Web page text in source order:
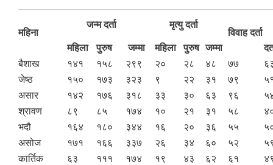
महिना
जन्म दर्ता मृत्यु दर्ता
विवाह दर्ता
महिला पुरुष जम्मा महिला पुरुष जम्मा
बैशाख
१४१ १५८ २९९ २० २८ ४८ ७७
जेष्ठ
१५० १७३ ३२३ ९ २२ ३१ ७९
असार
१४२ १७६ ३१८ ३३ ३० ६३ ९६
श्रावण
८९ ८५ १७४ १० २१ ३१ ५८
भदौ
१६४ १८० ३४४ १६ २० ३६ ५५
असोज
१७१ १६६ ३३७ २६ ३४ ६० ५२
कार्तिक
६३ १११ १७४ १९ ४३ ६२ ६१